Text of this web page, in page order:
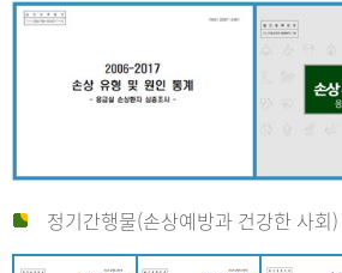
정기간행물(손상예방과 건강한 사